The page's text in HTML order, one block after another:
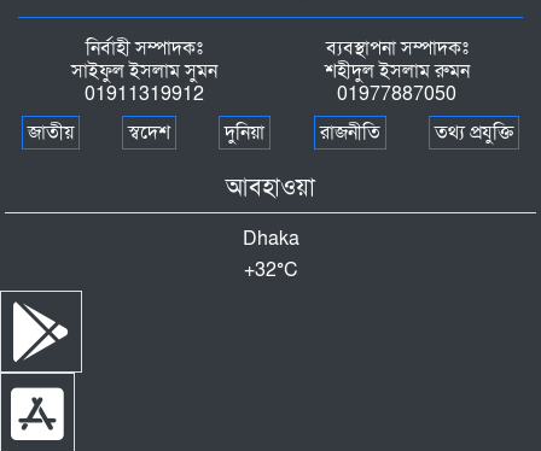
নির্বাহী সম্পাদকঃ
সাইফুল ইসলাম সুমন
01911319912
ব্যবস্থাপনা সম্পাদকঃ
শহীদুল ইসলাম রুমন
01977887050
জাতীয়
স্বদেশ দুনিয়া রাজনীতি তথ্য প্রযুক্তি
আবহাওয়া
Dhaka
+32°C